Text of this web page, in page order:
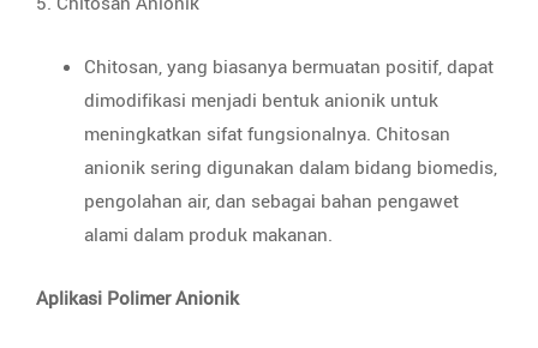
Chitosan, yang biasanya bermuatan positif, dapat
dimodifikasi menjadi bentuk anionik untuk
meningkatkan sifat fungsionalnya. Chitosan
anionik sering digunakan dalam bidang biomedis,
pengolahan air, dan sebagai bahan pengawet
alami dalam produk makanan.
Aplikasi Polimer Anionik